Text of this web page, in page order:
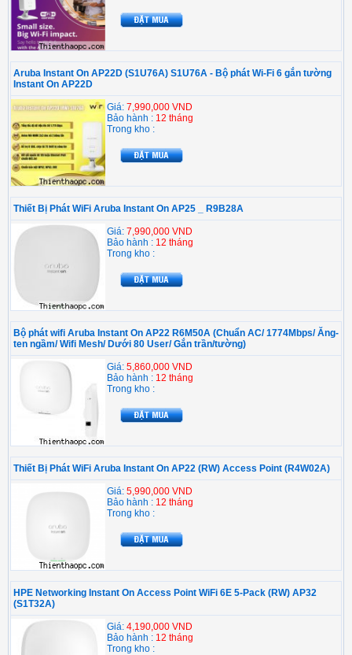
Aruba Instant On AP22D (S1U76A) S1U76A - Bộ phát Wi-Fi 6 gắn tường
Instant On AP22D
Giá: 7,990,000 VND
Bảo hành : 12 tháng
Trong kho :
Thiết Bị Phát WiFi Aruba Instant On AP25 _ R9B28A
Giá: 7,990,000 VND
Bảo hành : 12 tháng
Trong kho :
Bộ phát wifi Aruba Instant On AP22 R6M50A (Chuẩn AC/ 1774Mbps/ Ăng-
ten ngầm/ Wifi Mesh/ Dưới 80 User/ Gắn trần/tường)
Giá: 5,860,000 VND
Bảo hành : 12 tháng
Trong kho :
Thiết Bị Phát WiFi Aruba Instant On AP22 (RW) Access Point (R4W02A)
Giá: 5,990,000 VND
Bảo hành : 12 tháng
Trong kho :
HPE Networking Instant On Access Point WiFi 6E 5-Pack (RW) AP32
(S1T32A)
Giá: 4,190,000 VND
Bảo hành : 12 tháng
Trong kho :